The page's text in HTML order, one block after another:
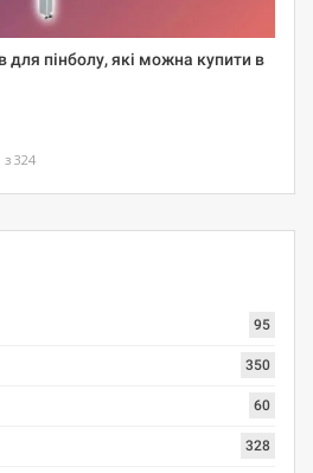
для пінболу, які можна купити в
з 324
95
350
60
328